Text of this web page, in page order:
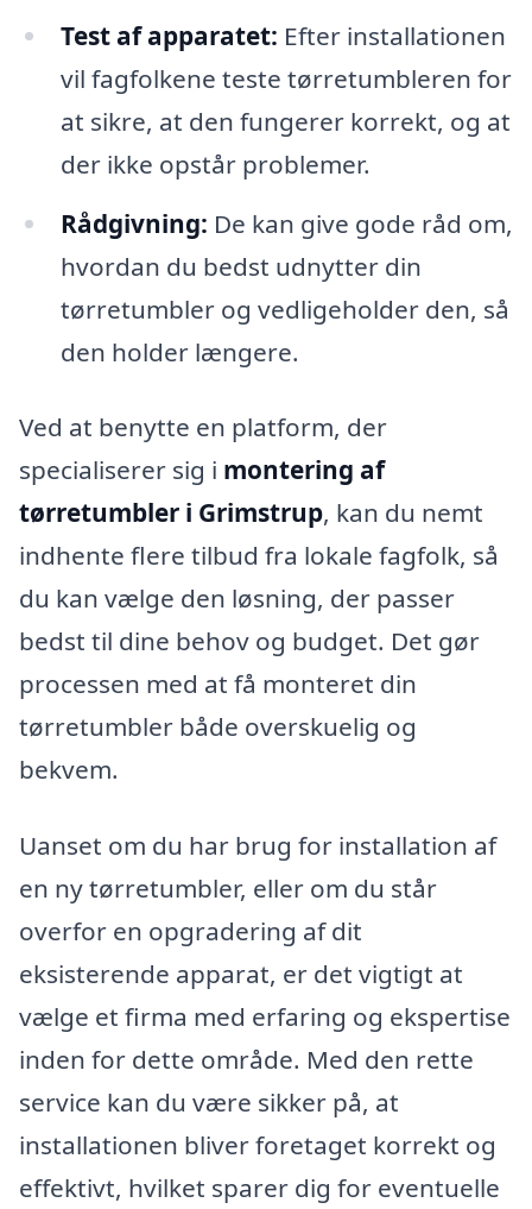
Test af apparatet: Efter installationen
vil fagfolkene teste tørretumbleren for
at sikre, at den fungerer korrekt, og at
der ikke opstår problemer.
Rådgivning: De kan give gode råd om,
hvordan du bedst udnytter din
tørretumbler og vedligeholder den, så
den holder længere.
Ved at benytte en platform, der
specialiserer sig i montering af
tørretumbler i Grimstrup, kan du nemt
indhente flere tilbud fra lokale fagfolk, så
du kan vælge den løsning, der passer
bedst til dine behov og budget. Det gør
processen med at få monteret din
tørretumbler både overskuelig og
bekvem.
Uanset om du har brug for installation af
en ny tørretumbler, eller om du står
overfor en opgradering af dit
eksisterende apparat, er det vigtigt at
vælge et firma med erfaring og ekspertise
inden for dette område. Med den rette
service kan du være sikker på, at
installationen bliver foretaget korrekt og
effektivt, hvilket sparer dig for eventuelle